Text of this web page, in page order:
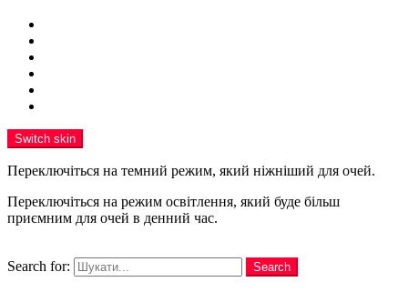
Switch skin
Переключіться на темний режим, який ніжніший для очей.
Переключіться на режим освітлення, який буде більш
приємним для очей в денний час.
Search for:
Search